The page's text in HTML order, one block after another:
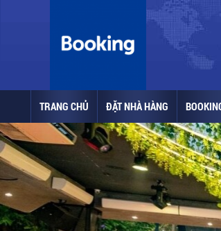
TRANG CHỦ ĐẶT NHÀ HÀNG
LALALAND HỒ CON
Booking ngay để được
nghiệm ẩm thực đỉnh